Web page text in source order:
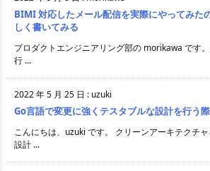
BIMI 対応したメール配信を実際にやってみた
しく書いてみる
プロダクトエンジニアリング部の morikawa です
行 ...
2022 年 5 月 25 日 : uzuki
Go言語で変更に強くテスタブルな設計を行う
こんにちは、uzuki です。 クリーンアーキテクチ
設計 ...